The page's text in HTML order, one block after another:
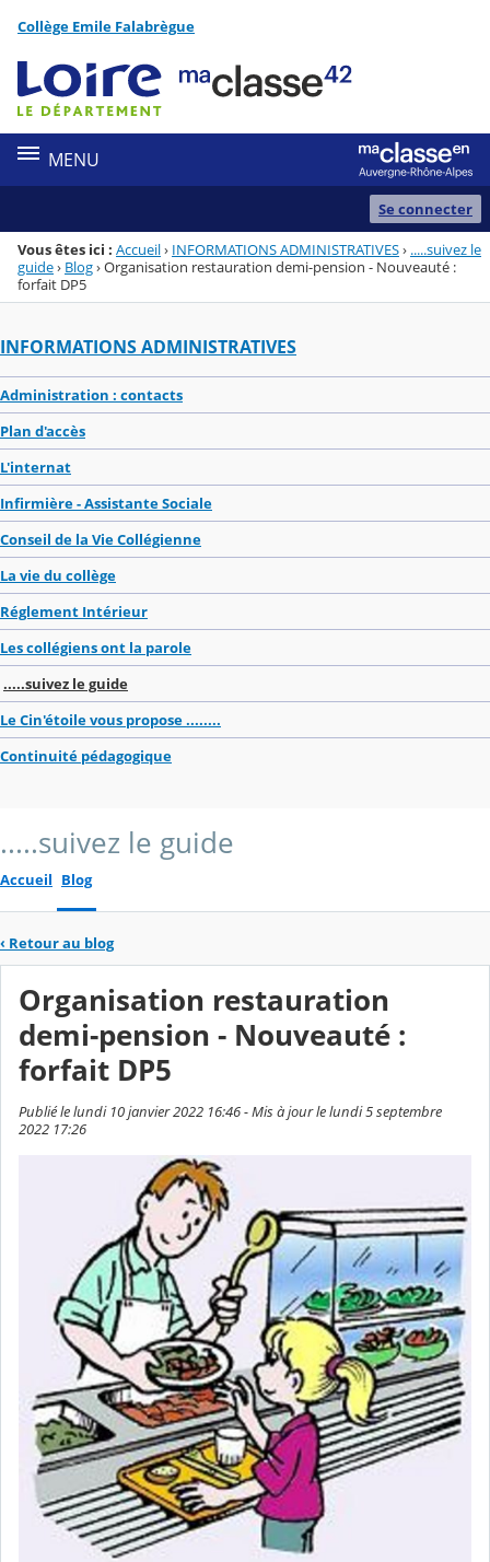
Menu de la rubrique
Contenu
Collège Emile Falabrègue
MENU
Se connecter
Vous êtes ici : Accueil› INFORMATIONS ADMINISTRATIVES› .....suivez le
guide› Blog›Organisation restauration demi-pension - Nouveauté :
forfait DP5
INFORMATIONS ADMINISTRATIVES
Administration : contacts
Plan d'accès
L'internat
Infirmière - Assistante Sociale
Conseil de la Vie Collégienne
La vie du collège
Réglement Intérieur
Les collégiens ont la parole
.....suivez le guide
Le Cin'étoile vous propose ........
Continuité pédagogique
.....suivez le guide
Accueil Blog
‹ Retour au blog
Organisation restauration
demi-pension - Nouveauté :
forfait DP5
Publié le lundi 10 janvier 2022 16:46 - Mis à jour le lundi 5 septembre
2022 17:26